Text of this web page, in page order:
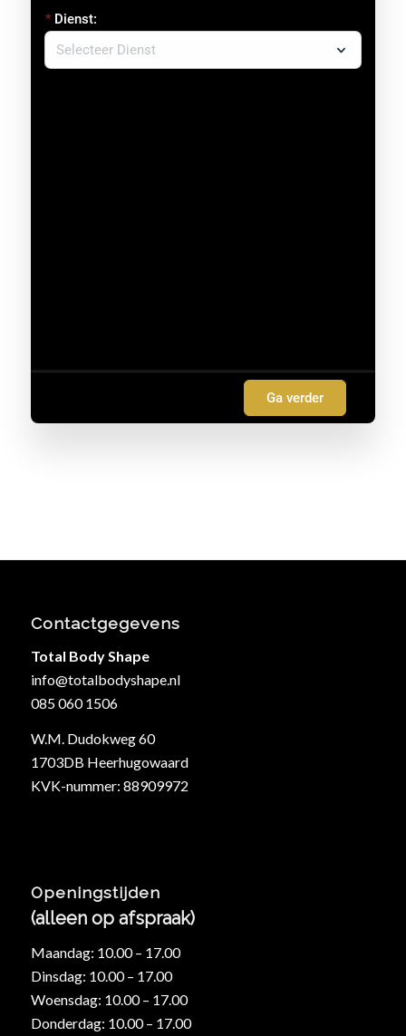
Dienst:
Ga verder
Contactgegevens
Total Body Shape
info@totalbodyshape.nl
085 060 1506
W.M. Dudokweg 60
1703DB Heerhugowaard
KVK-nummer: 88909972
Openingstijden
(alleen op afspraak)
Maandag: 10.00 – 17.00
Dinsdag: 10.00 – 17.00
Woensdag: 10.00 – 17.00
Donderdag: 10.00 – 17.00